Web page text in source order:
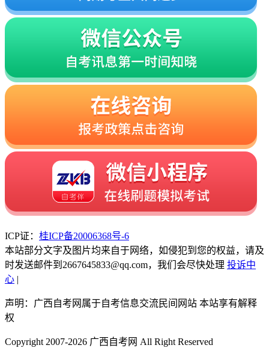
ICP证： 桂ICP备20006368号-6
本站部分文字及图片均来自于网络，如侵犯到您的权益，请及
时发送邮件到2667645833@qq.com，我们会尽快处理 投诉中
心 |
声明：广西自考网属于自考信息交流民间网站 本站享有解释
权
Copyright 2007-2026 广西自考网 All Right Reserved